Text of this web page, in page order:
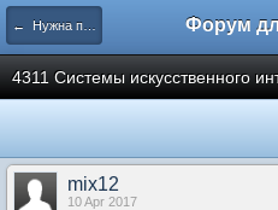
← Нужна помощь
4311 Системы искусственного
mix12
10 Apr 2017